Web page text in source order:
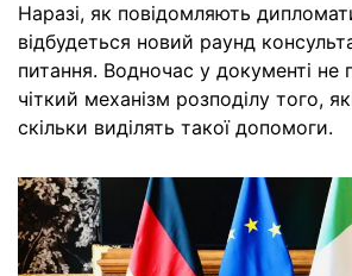
Наразі, як повідомляють
відбудеться новий раунд
питання. Водночас у документі не
чіткий механізм розподілу того,
скільки виділять такої допомоги.